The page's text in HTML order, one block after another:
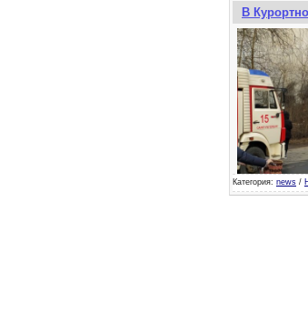
В
Категория: news /